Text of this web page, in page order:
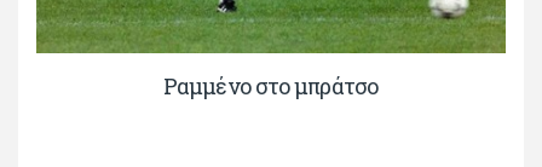
Ραμμένο στο μπράτσο